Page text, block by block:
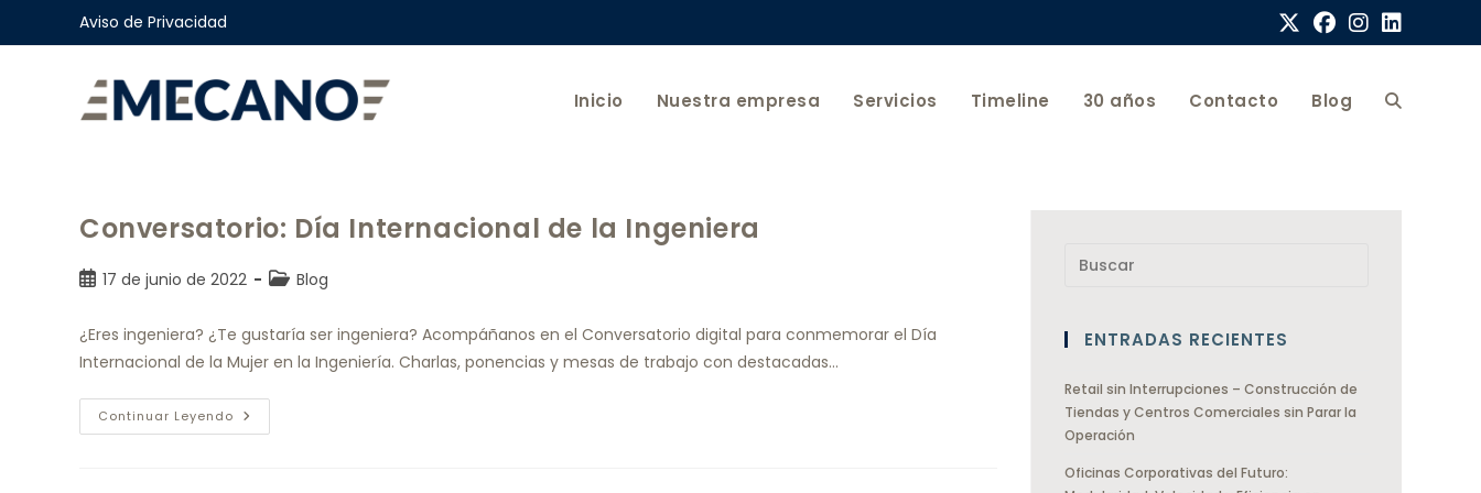
Aviso de Privacidad
Inicio Nuestra empresa Servicios Timeline 30 años Contacto Blog
Conversatorio: Día Internacional de la Ingeniera
17 de junio de 2022 Blog
¿Eres ingeniera? ¿Te gustaría ser ingeniera? Acompáñanos en el Conversatorio digital para conmemorar el Día
Internacional de la Mujer en la Ingeniería. Charlas, ponencias y mesas de trabajo con destacadas…
Continuar Leyendo
ENTRADAS RECIENTES
Retail sin Interrupciones – Construcción de
Tiendas y Centros Comerciales sin Parar la
Operación
Oficinas Corporativas del Futuro: